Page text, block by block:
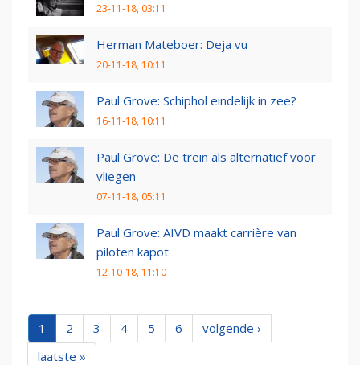
23-11-18, 03:11
Herman Mateboer: Deja vu
20-11-18, 10:11
Paul Grove: Schiphol eindelijk in zee?
16-11-18, 10:11
Paul Grove: De trein als alternatief voor
vliegen
07-11-18, 05:11
Paul Grove: AIVD maakt carrière van
piloten kapot
12-10-18, 11:10
1 2 3 4 5 6
volgende ›
laatste »